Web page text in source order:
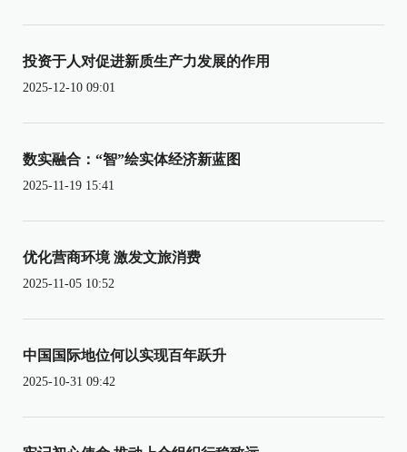
投资于人对促进新质生产力发展的作用
2025-12-10 09:01
数实融合：“智”绘实体经济新蓝图
2025-11-19 15:41
优化营商环境 激发文旅消费
2025-11-05 10:52
中国国际地位何以实现百年跃升
2025-10-31 09:42